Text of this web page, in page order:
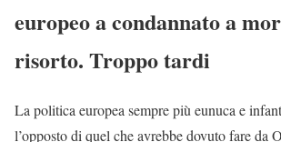
europeo a condannato a
risorto. Troppo tardi
La politica europea sempre più eunuca e
l’opposto di quel che avrebbe dovuto fare da